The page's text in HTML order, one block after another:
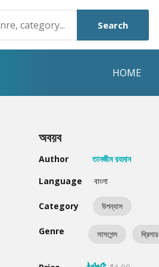
Search
HOME
Humayun Ahmed
Mouri Morium
Hot & New
অবয়ব
Author
তানজীম রহমান
Language
বাংলা
Category উপন্যাস
Genre সাসপেন্স থ্রিলার